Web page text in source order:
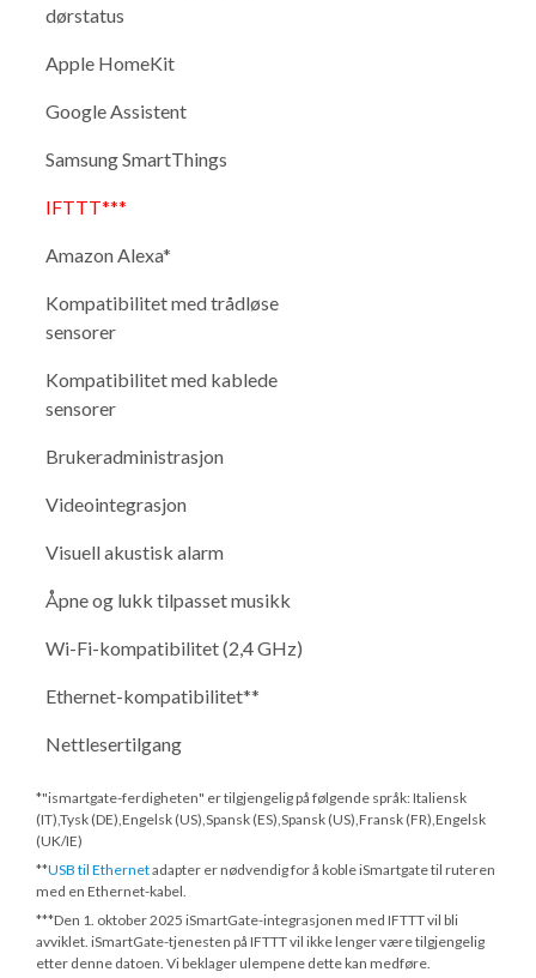
dørstatus
Apple HomeKit
Google Assistent
Samsung SmartThings
IFTTT***
Amazon Alexa*
Kompatibilitet med trådløse
sensorer
Kompatibilitet med kablede
sensorer
Brukeradministrasjon
Videointegrasjon
Visuell akustisk alarm
Åpne og lukk tilpasset musikk
Wi-Fi-kompatibilitet (2,4 GHz)
Ethernet-kompatibilitet**
Nettlesertilgang
*"ismartgate-ferdigheten" er tilgjengelig på følgende språk: Italiensk
(IT),Tysk (DE),Engelsk (US),Spansk (ES),Spansk (US),Fransk (FR),Engelsk
(UK/IE)
**USB til Ethernetadapter er nødvendig for å koble iSmartgate til ruteren
med en Ethernet-kabel.
***Den 1. oktober 2025 iSmartGate-integrasjonen med IFTTT vil bli
avviklet. iSmartGate-tjenesten på IFTTT vil ikke lenger være tilgjengelig
etter denne datoen. Vi beklager ulempene dette kan medføre.